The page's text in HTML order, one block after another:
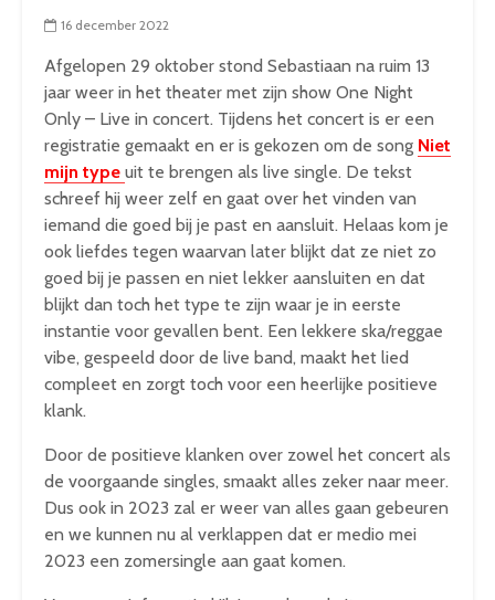
16 december 2022
Afgelopen 29 oktober stond Sebastiaan na ruim 13
jaar weer in het theater met zijn show One Night
Only – Live in concert. Tijdens het concert is er een
registratie gemaakt en er is gekozen om de song Niet
mijn type uit te brengen als live single. De tekst
schreef hij weer zelf en gaat over het vinden van
iemand die goed bij je past en aansluit. Helaas kom je
ook liefdes tegen waarvan later blijkt dat ze niet zo
goed bij je passen en niet lekker aansluiten en dat
blijkt dan toch het type te zijn waar je in eerste
instantie voor gevallen bent. Een lekkere ska/reggae
vibe, gespeeld door de live band, maakt het lied
compleet en zorgt toch voor een heerlijke positieve
klank.
Door de positieve klanken over zowel het concert als
de voorgaande singles, smaakt alles zeker naar meer.
Dus ook in 2023 zal er weer van alles gaan gebeuren
en we kunnen nu al verklappen dat er medio mei
2023 een zomersingle aan gaat komen.